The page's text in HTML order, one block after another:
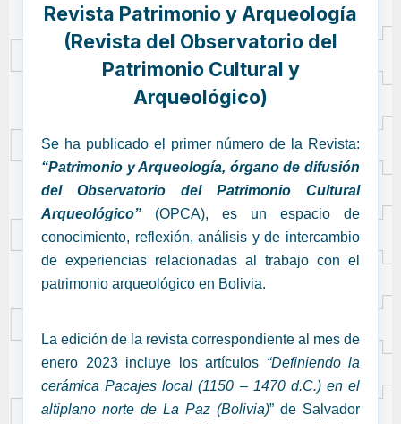
Revista Patrimonio y Arqueología
(Revista del Observatorio del
Patrimonio Cultural y
Arqueológico)
Se ha publicado el primer número de la Revista:
“Patrimonio y Arqueología, órgano de difusión
del Observatorio del Patrimonio Cultural
Arqueológico” (OPCA), es un espacio de
conocimiento, reflexión, análisis y de intercambio
de experiencias rela­cionadas al trabajo con el
patrimonio arqueológico en Bolivia.
La edición de la revista correspondiente al mes de
enero 2023 incluye los artículos “Definiendo la
cerámica Pacajes local (1150 – 1470 d.C.) en el
altiplano norte de La Paz (Bolivia)” de Salvador